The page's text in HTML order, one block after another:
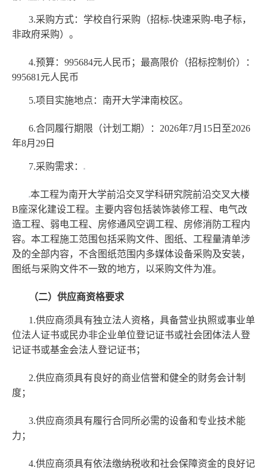
3.采购方式：学校自行采购（招标-快速采购-电子标，
非政府采购）。
4.预算：995684元人民币；最高限价（招标控制价）：
995681元人民币
5.项目实施地点：南开大学津南校区。
6.合同履行期限（计划工期）：2026年7月15日至2026
年8月29日
7.采购需求：
本工程为南开大学前沿交叉学科研究院前沿交叉大楼
B座深化建设工程。主要内容包括装饰装修工程、电气改
造工程、弱电工程、房修通风空调工程、房修消防工程内
容。本工程施工范围包括采购文件、图纸、工程量清单涉
及的全部内容，不含图纸范围内多媒体设备采购及安装，
图纸与采购文件不一致的地方，以采购文件为准。
（二）供应商资格要求
1.供应商须具有独立法人资格，具备营业执照或事业单
位法人证书或民办非企业单位登记证书或社会团体法人登
记证书或基金会法人登记证书；
2.供应商须具有良好的商业信誉和健全的财务会计制
度；
3.供应商须具有履行合同所必需的设备和专业技术能
力；
4.供应商须具有依法缴纳税收和社会保障资金的良好记